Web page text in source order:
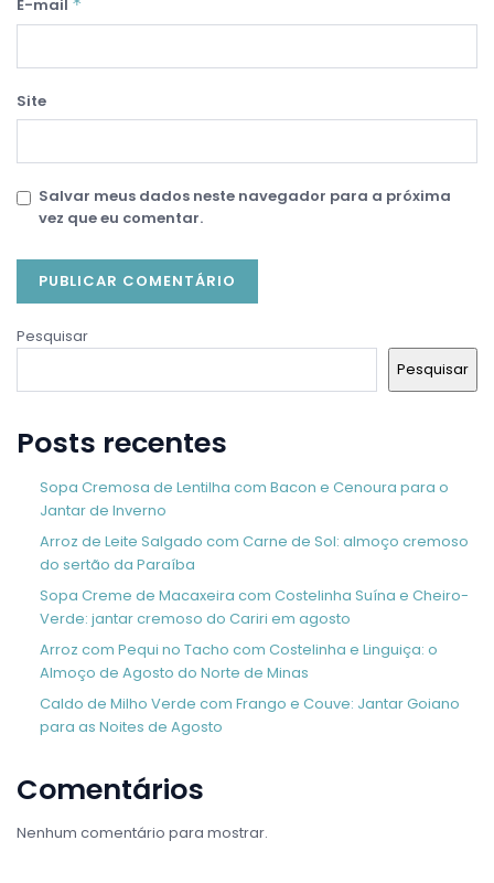
E-mail
Site
Salvar meus dados neste navegador para a próxima
vez que eu comentar.
Pesquisar
Pesquisar
Posts recentes
Sopa Cremosa de Lentilha com Bacon e Cenoura para o
Jantar de Inverno
Arroz de Leite Salgado com Carne de Sol: almoço cremoso
do sertão da Paraíba
Sopa Creme de Macaxeira com Costelinha Suína e Cheiro-
Verde: jantar cremoso do Cariri em agosto
Arroz com Pequi no Tacho com Costelinha e Linguiça: o
Almoço de Agosto do Norte de Minas
Caldo de Milho Verde com Frango e Couve: Jantar Goiano
para as Noites de Agosto
Comentários
Nenhum comentário para mostrar.